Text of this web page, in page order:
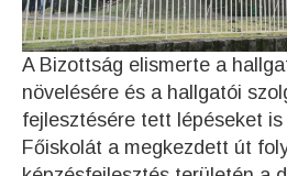
A Bizottság elismerte a
növelésére és a hallgatói
fejlesztésére tett lépéseket
Főiskolát a megkezdett út